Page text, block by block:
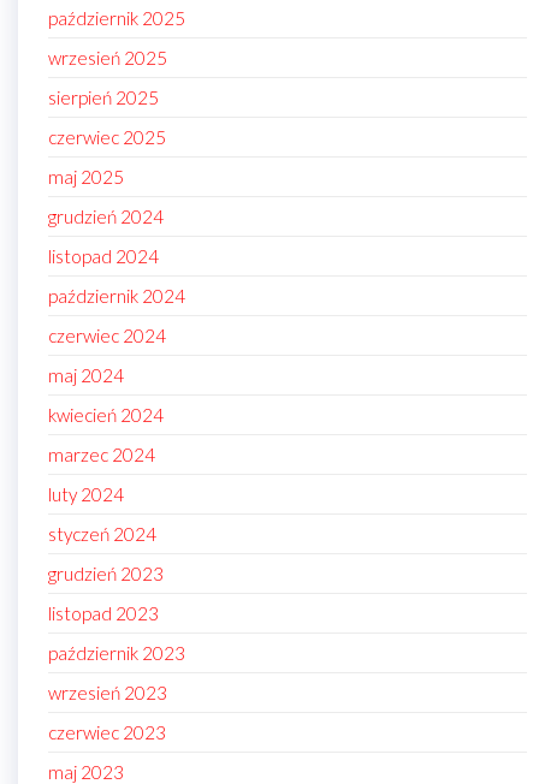
październik 2025
wrzesień 2025
sierpień 2025
czerwiec 2025
maj 2025
grudzień 2024
listopad 2024
październik 2024
czerwiec 2024
maj 2024
kwiecień 2024
marzec 2024
luty 2024
styczeń 2024
grudzień 2023
listopad 2023
październik 2023
wrzesień 2023
czerwiec 2023
maj 2023